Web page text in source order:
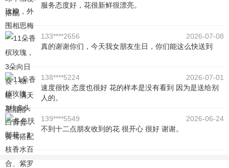
服务态度好，花很新鲜很漂亮。
133****2656
2026-07-08
真的谢谢你们，今天我女朋友生日，你们能这么快送到
138****5224
2026-07-01
速度很快 态度也很好 花的样本是没有看到 因为是送给别
人的。
139****5549
2026-06-24
不到十二点朋友收到的花 很开心 很好 谢谢。